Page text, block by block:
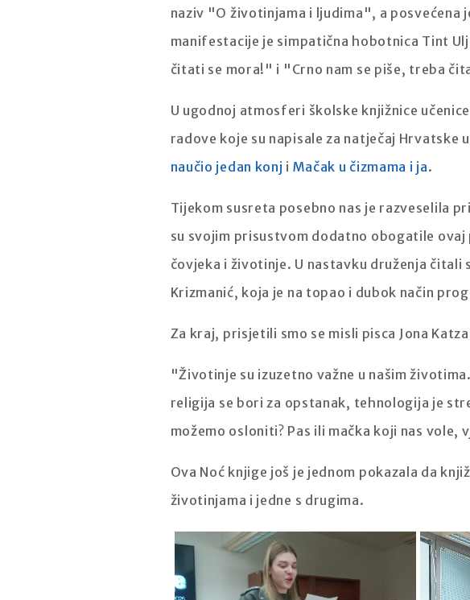
naziv "O životinjama i ljudima", a
manifestacije je simpatična hobotnica Tint
čitati se mora!" i "Crno nam se piše, treba
U ugodnoj atmosferi školske knjižnice
radove koje su napisale za natječaj
naučio jedan konj i Mačak u čizmama i ja.
Tijekom susreta posebno nas je razveselila
su svojim prisustvom dodatno obogatile
čovjeka i životinje. U nastavku druženja
Krizmanić, koja je na topao i dubok način
Za kraj, prisjetili smo se misli pisca Jona
"Životinje su izuzetno važne u našim
religija se bori za opstanak, tehnologija je
možemo osloniti? Pas ili mačka koji nas vole,
Ova Noć knjige još je jednom pokazala da
životinjama i jedne s drugima.